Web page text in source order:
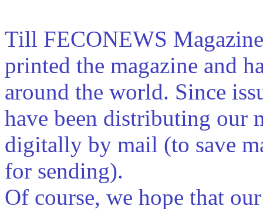
Till FECONEWS
printed the magazine and
around the world. Since
have been distributing our
digitally by mail (to save
for sending).
Of course, we hope that